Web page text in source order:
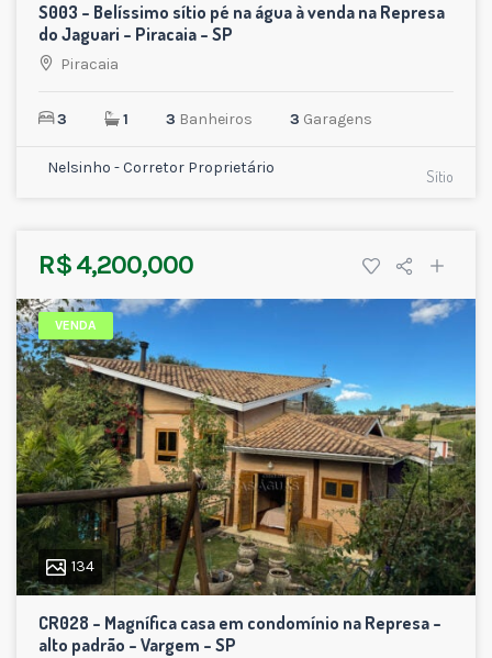
S003 – Belíssimo sítio pé na água à venda na Represa
do Jaguari – Piracaia – SP
Piracaia
3 1 3 Banheiros 3 Garagens
Nelsinho - Corretor Proprietário Sítio
R$ 4,200,000
VENDA
134
CR028 – Magnífica casa em condomínio na Represa –
alto padrão – Vargem – SP